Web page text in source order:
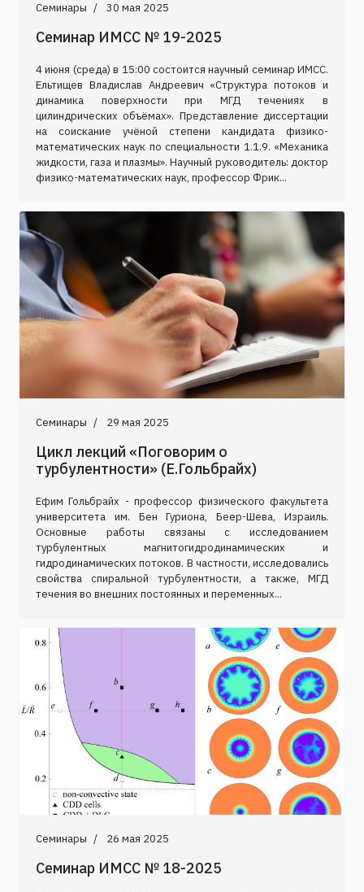
Семинары 30 мая 2025
Семинар ИМСС № 19-2025
4 июня (среда) в 15:00 состоится научный семинар ИМСС.
Ельтищев Владислав Андреевич «Структура потоков и
динамика поверхности при МГД течениях в
цилиндрических объёмах». Представление диссертации
на соискание учёной степени кандидата физико-
математических наук по специальности 1.1.9. «Механика
жидкости, газа и плазмы». Научный руководитель: доктор
физико-математических наук, профессор Фрик...
Семинары 29 мая 2025
Цикл лекций «Поговорим о
турбулентности» (Е.Гольбрайх)
Ефим Гольбрайх - профессор физического факультета
университета им. Бен Гуриона, Беер-Шева, Израиль.
Основные работы связаны с исследованием
турбулентных магнитогидродинамических и
гидродинамических потоков. В частности, исследовались
свойства спиральной турбулентности, а также, МГД
течения во внешних постоянных и переменных...
Семинары 26 мая 2025
Cеминар ИМСС № 18-2025